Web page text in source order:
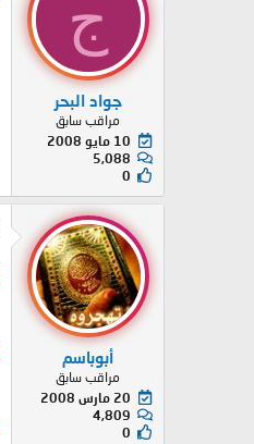
ج
جواد البحر
مراقب سابق
10 مايو 2008
5,088
0
أبوباسم
مراقب سابق
20 مارس 2008
4,809
0